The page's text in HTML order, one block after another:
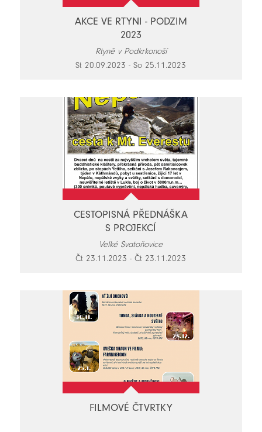
AKCE VE RTYNI - PODZIM
2023
Rtyně v Podkrkonoší
St 20.09.2023 - So 25.11.2023
CESTOPISNÁ PŘEDNÁŠKA
S PROJEKCÍ
Velké Svatoňovice
Čt 23.11.2023 - Čt 23.11.2023
FILMOVÉ ČTVRTKY